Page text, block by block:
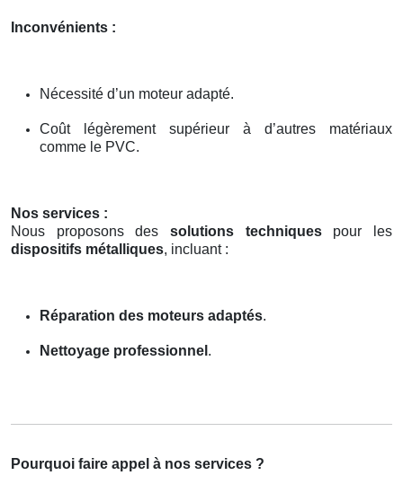
Inconvénients :
Nécessité d’un moteur adapté.
Coût légèrement supérieur à d’autres matériaux
comme le PVC.
Nos services :
Nous proposons des solutions techniquespour les
dispositifs métalliques, incluant :
Réparation des moteurs adaptés.
Nettoyage professionnel .
Pourquoi faire appel à nos services ?